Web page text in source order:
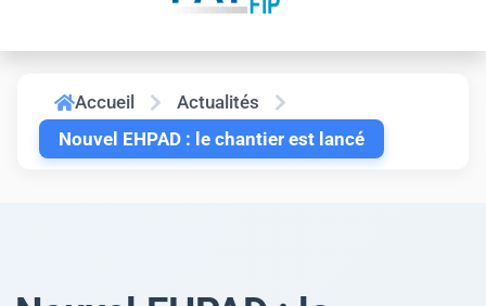
Accueil
Actualités
Nouvel EHPAD : le chantier est lancé